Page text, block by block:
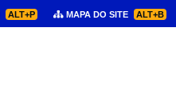
ALT+P MAPA DO SITE ALT+B